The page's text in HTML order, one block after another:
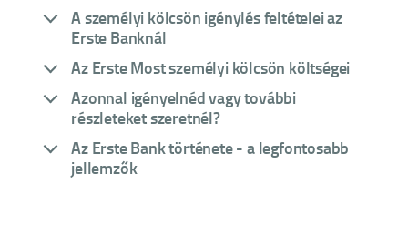
A személyi kölcsön igénylés feltételei az
Erste Banknál
Az Erste Most személyi kölcsön költségei
Azonnal igényelnéd vagy további
részleteket szeretnél?
Az Erste Bank története - a legfontosabb
jellemzők